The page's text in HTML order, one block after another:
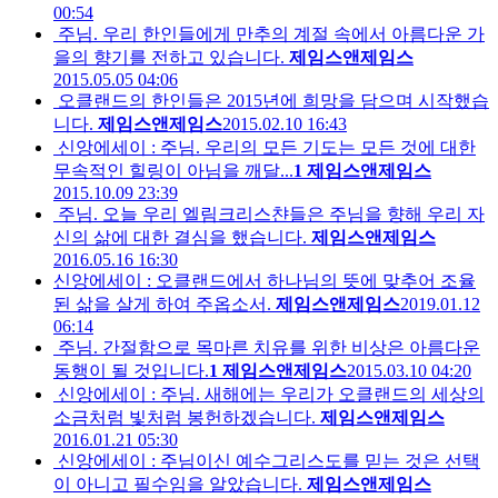
00:54
주님. 우리 한인들에게 만추의 계절 속에서 아름다운 가
을의 향기를 전하고 있습니다. 제임스앤제임스
2015.05.05 04:06
오클랜드의 한인들은 2015년에 희망을 담으며 시작했습
니다. 제임스앤제임스2015.02.10 16:43
신앙에세이 : 주님. 우리의 모든 기도는 모든 것에 대한
무속적인 힐링이 아님을 깨달...1 제임스앤제임스
2015.10.09 23:39
주님. 오늘 우리 엘림크리스챤들은 주님을 향해 우리 자
신의 삶에 대한 결심을 했습니다. 제임스앤제임스
2016.05.16 16:30
신앙에세이 : 오클랜드에서 하나님의 뜻에 맞추어 조율
된 삶을 살게 하여 주옵소서. 제임스앤제임스2019.01.12
06:14
주님. 간절함으로 목마른 치유를 위한 비상은 아름다운
동행이 될 것입니다.1 제임스앤제임스2015.03.10 04:20
신앙에세이 : 주님. 새해에는 우리가 오클랜드의 세상의
소금처럼 빛처럼 봉헌하겠습니다. 제임스앤제임스
2016.01.21 05:30
신앙에세이 : 주님이신 예수그리스도를 믿는 것은 선택
이 아니고 필수임을 알았습니다. 제임스앤제임스